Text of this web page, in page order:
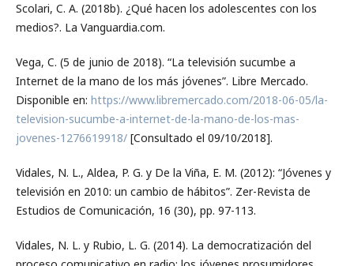
Scolari, C. A. (2018b). ¿Qué hacen los adolescentes con los
medios?. La Vanguardia.com.
Vega, C. (5 de junio de 2018). “La televisión sucumbe a
Internet de la mano de los más jóvenes”. Libre Mercado.
Disponible en: https://www.libremercado.com/2018-06-05/la-
television-sucumbe-a-internet-de-la-mano-de-los-mas-
jovenes-1276619918/[Consultado el 09/10/2018].
Vidales, N. L., Aldea, P. G. y De la Viña, E. M. (2012): “Jóvenes y
televisión en 2010: un cambio de hábitos”. Zer-Revista de
Estudios de Comunicación, 16 (30), pp. 97-113.
Vidales, N. L. y Rubio, L. G. (2014). La democratización del